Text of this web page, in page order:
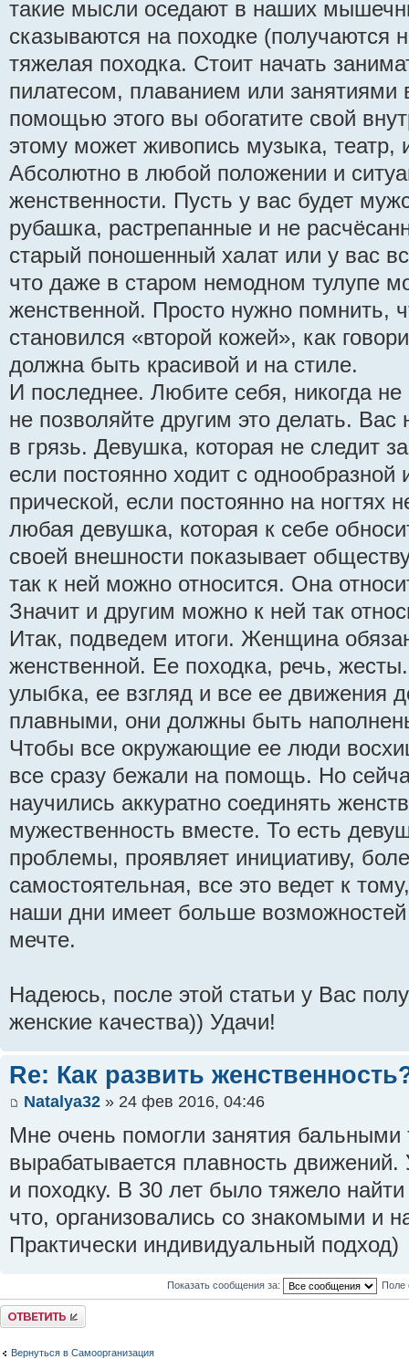
такие мысли оседают в наших
сказываются на походке (получаются
тяжелая походка. Стоит начать
пилатесом, плаванием или занятиями
помощью этого вы обогатите свой
этому может живопись музыка, театр,
Абсолютно в любой положении и
женственности. Пусть у вас будет
рубашка, растрепанные и не
старый поношенный халат или у вас
что даже в старом немодном тулупе
женственной. Просто нужно помнить,
становился «второй кожей», как
должна быть красивой и на стиле.
И последнее. Любите себя, никогда не
не позволяйте другим это делать.
в грязь. Девушка, которая не следит
если постоянно ходит с однообразной
прической, если постоянно на ногтях
любая девушка, которая к себе
своей внешности показывает
так к ней можно относится. Она
Значит и другим можно к ней так
Итак, подведем итоги. Женщина
женственной. Ее походка, речь,
улыбка, ее взгляд и все ее движения
плавными, они должны быть
Чтобы все окружающие ее люди
все сразу бежали на помощь. Но
научились аккуратно соединять
мужественность вместе. То есть
проблемы, проявляет инициативу,
самостоятельная, все это ведет к
наши дни имеет больше
мечте.
Надеюсь, после этой статьи у Вас
женские качества)) Удачи!
Re: Как развить
Natalya32 » 24 фев 2016, 04:46
Мне очень помогли занятия бальными
вырабатывается плавность движений.
и походку. В 30 лет было тяжело
что, организовались со знакомыми и
Практически индивидуальный подход)
Показать сообщения за: Поле
Ответить
Вернуться в Самоорганизация